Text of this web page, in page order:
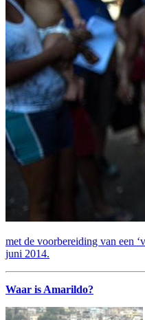
met de voorbereiding van een
juni 2014.
Waar is Amarildo?